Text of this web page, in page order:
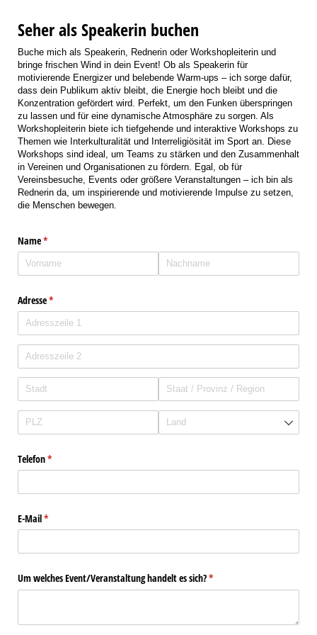
Seher als Speakerin buchen
Buche mich als Speakerin, Rednerin oder Workshopleiterin und
bringe frischen Wind in dein Event! Ob als Speakerin für
motivierende Energizer und belebende Warm-ups – ich sorge dafür,
dass dein Publikum aktiv bleibt, die Energie hoch bleibt und die
Konzentration gefördert wird. Perfekt, um den Funken überspringen
zu lassen und für eine dynamische Atmosphäre zu sorgen. Als
Workshopleiterin biete ich tiefgehende und interaktive Workshops zu
Themen wie Interkulturalität und Interreligiösität im Sport an. Diese
Workshops sind ideal, um Teams zu stärken und den Zusammenhalt
in Vereinen und Organisationen zu fördern. Egal, ob für
Vereinsbesuche, Events oder größere Veranstaltungen – ich bin als
Rednerin da, um inspirierende und motivierende Impulse zu setzen,
die Menschen bewegen.
Name*
(erforderlich)
Adresse*
(erforderlich)
Telefon*
(erforderlich)
E-Mail*
(erforderlich)
Um welches Event/​Veranstaltung handelt es sich?*
(erforderlich)